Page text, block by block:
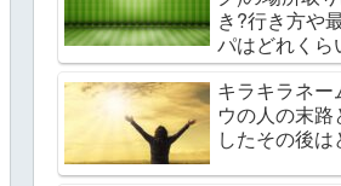
き?行き方や
パはどれくら
キラキラネー
ウの人の末路
したその後は